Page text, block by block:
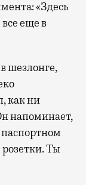
«Здесь
еще в
шезлонге,
как ни
напоминает,
паспортном
розетки. Ты